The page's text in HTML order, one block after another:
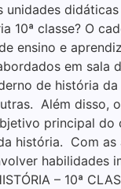
classe? O
ensino e
em sala
de história
Além disso,
principal
história. Com
habilidades
– 10ª